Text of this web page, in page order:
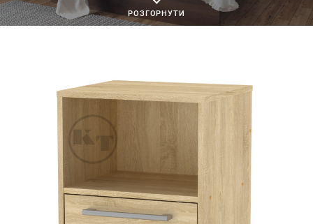
РОЗГОРНУТИ